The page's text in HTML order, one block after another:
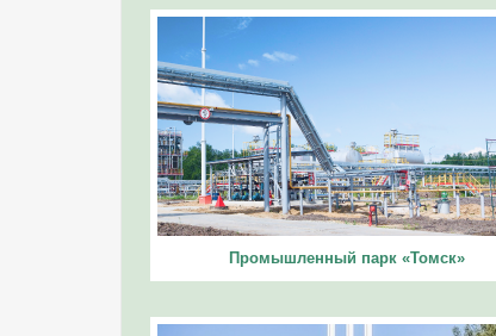
Промышленный парк «Томск»